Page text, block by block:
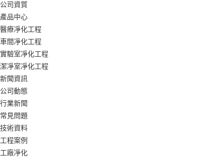
公司資質
產品中心
醫療凈化工程
車間凈化工程
實驗室凈化工程
潔凈室凈化工程
新聞資訊
公司動態
行業新聞
常見問題
技術資料
工程案例
工廠凈化